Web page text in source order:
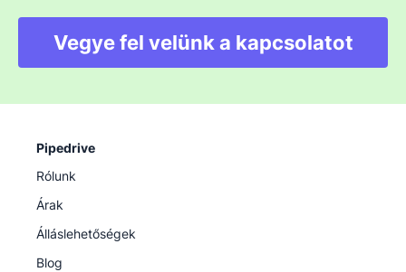
Vegye fel velünk a kapcsolatot
Pipedrive
Rólunk
Árak
Álláslehetőségek
Blog